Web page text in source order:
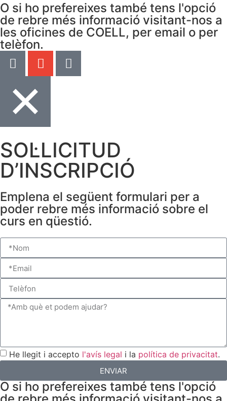
O si ho prefereixes també tens l'opció
de rebre més informació visitant-nos a
les oficines de COELL, per email o per
telèfon.
SOL·LICITUD
D’INSCRIPCIÓ
Emplena el següent formulari per a
poder rebre més informació sobre el
curs en qüestió.
He llegit i accepto l'avís legal i la política de privacitat.
ENVIAR
O si ho prefereixes també tens l'opció